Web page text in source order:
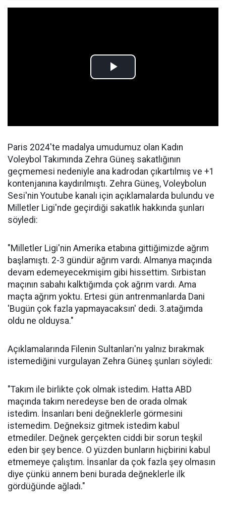
Paris 2024'te madalya umudumuz olan Kadın
Voleybol Takımında Zehra Güneş sakatlığının
geçmemesi nedeniyle ana kadrodan çıkartılmış ve +1
kontenjanına kaydırılmıştı. Zehra Güneş, Voleybolun
Sesi'nin Youtube kanalı için açıklamalarda bulundu ve
Milletler Ligi'nde geçirdiği sakatlık hakkında şunları
söyledi:
"Milletler Ligi'nin Amerika etabına gittiğimizde ağrım
başlamıştı. 2-3 gündür ağrım vardı. Almanya maçında
devam edemeyecekmişim gibi hissettim. Sırbistan
maçının sabahı kalktığımda çok ağrım vardı. Ama
maçta ağrım yoktu. Ertesi gün antrenmanlarda Dani
'Bugün çok fazla yapmayacaksın' dedi. 3.atağımda
oldu ne olduysa."
Açıklamalarında Filenin Sultanları'nı yalnız bırakmak
istemediğini vurgulayan Zehra Güneş şunları söyledi:
"Takım ile birlikte çok olmak istedim. Hatta ABD
maçında takım neredeyse ben de orada olmak
istedim. İnsanları beni değneklerle görmesini
istemedim. Değneksiz gitmek istedim kabul
etmediler. Değnek gerçekten ciddi bir sorun teşkil
eden bir şey bence. O yüzden bunların hiçbirini kabul
etmemeye çalıştım. İnsanlar da çok fazla şey olmasın
diye çünkü annem beni burada değneklerle ilk
gördüğünde ağladı."